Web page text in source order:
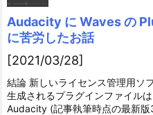
Audacity に Waves の
に苦労したお話
[2021/03/28]
結論 新しいライセンス管理用ソ
生成されるプラグインファイル
Audacity (記事執筆時点の最新版